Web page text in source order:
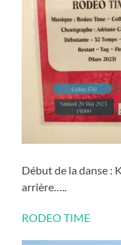
Début de la danse :
arrière…..
RODEO TIME